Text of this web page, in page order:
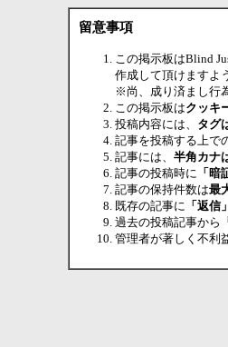
留意事項
この掲示板はBlind
作成して頂けますよ
※尚、成り済まし行
この掲示板はクッキ
投稿内容には、 タグ
記事を投稿する上で
記事には、 半角カナ
記事の投稿時に 「暗
記事の保持件数は最
既存の記事に 「返信」
過去の投稿記事から
管理者が著しく不利